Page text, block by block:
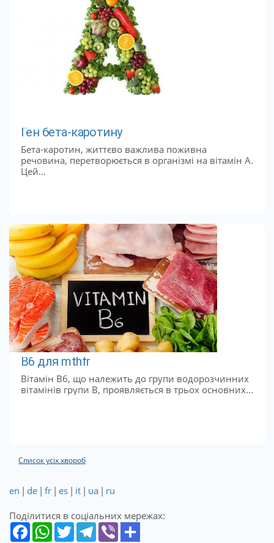
Ген бета-каротину
Бета-каротин, життєво важлива поживна
речовина, перетворюється в організмі на вітамін А.
Цей...
B6 для mthfr
Вітамін В6, що належить до групи водорозчинних
вітамінів групи В, проявляється в трьох основних...
Список усіх хвороб
en | de | fr | es | it | ua | ru
Поділитися в соціальних мережах: